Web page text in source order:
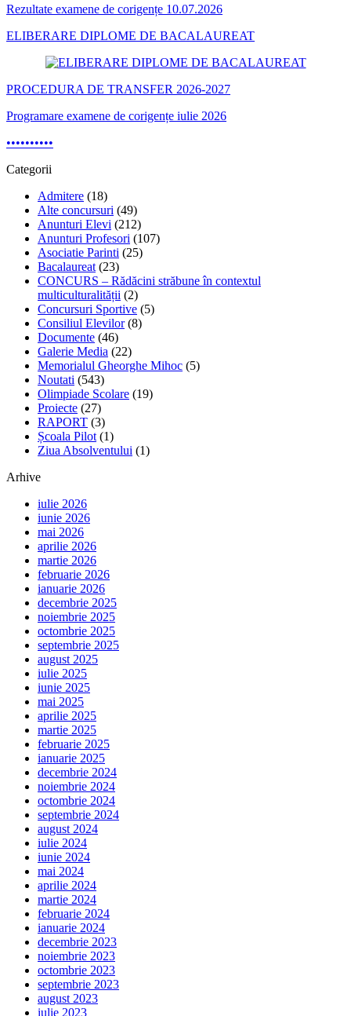
Rezultate examene de corigențe 10.07.2026
ELIBERARE DIPLOME DE BACALAUREAT
PROCEDURA DE TRANSFER 2026-2027
Programare examene de corigențe iulie 2026
••••••••••
Categorii
Admitere (18)
Alte concursuri (49)
Anunturi Elevi (212)
Anunturi Profesori (107)
Asociatie Parinti (25)
Bacalaureat(23)
CONCURS – Rădăcini străbune în contextul
multiculturalității (2)
Concursuri Sportive (5)
Consiliul Elevilor(8)
Documente (46)
Galerie Media (22)
Memorialul Gheorghe Mihoc (5)
Noutati (543)
Olimpiade Scolare (19)
Proiecte (27)
RAPORT (3)
Școala Pilot(1)
Ziua Absolventului (1)
Arhive
iulie 2026
iunie 2026
mai 2026
aprilie 2026
martie 2026
februarie 2026
ianuarie 2026
decembrie 2025
noiembrie 2025
octombrie 2025
septembrie 2025
august 2025
iulie 2025
iunie 2025
mai 2025
aprilie 2025
martie 2025
februarie 2025
ianuarie 2025
decembrie 2024
noiembrie 2024
octombrie 2024
septembrie 2024
august 2024
iulie 2024
iunie 2024
mai 2024
aprilie 2024
martie 2024
februarie 2024
ianuarie 2024
decembrie 2023
noiembrie 2023
octombrie 2023
septembrie 2023
august 2023
iulie 2023